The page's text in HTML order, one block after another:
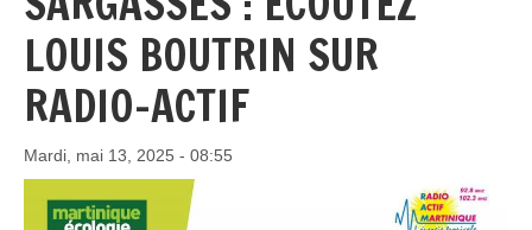
LOUIS BOUTRIN SUR
RADIO-ACTIF
Mardi, mai 13, 2025 - 08:55